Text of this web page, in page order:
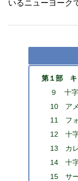
いるニューヨーク
第１部 キ
９ 十
10 アメ
11 フ
12 十
13 カ
14 十
15 サー